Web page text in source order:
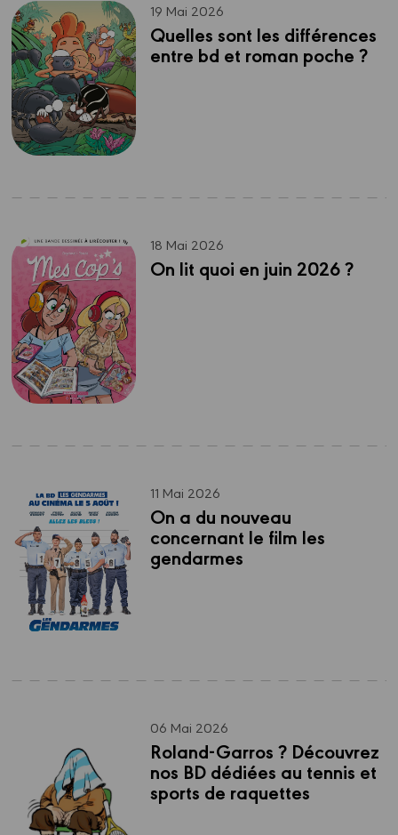
19 Mai 2026
Quelles sont les différences
entre bd et roman poche ?
18 Mai 2026
On lit quoi en juin 2026 ?
11 Mai 2026
On a du nouveau
concernant le film les
gendarmes
06 Mai 2026
Roland-Garros ? Découvrez
nos BD dédiées au tennis et
sports de raquettes